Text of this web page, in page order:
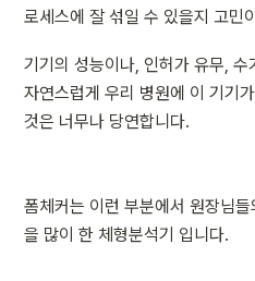
로세스에 잘 섞일 수 있을지 고민
기기의 성능이나, 인허가 유무, 수
자연스럽게 우리 병원에 이 기기
것은 너무나 당연합니다.
폼체커는 이런 부분에서 원장님
을 많이 한 체형분석기 입니다.